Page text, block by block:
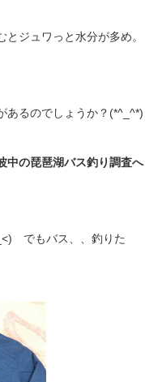
ジュワっと水分が多め。
あるのでしょうか？(*^_^*)
中の琵琶湖バス釣り調査へ
でもバス、、釣りた